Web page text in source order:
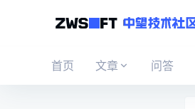
首页 文章 问答